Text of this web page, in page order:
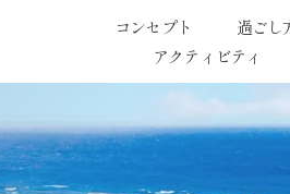
コンセプト 過ごし
アクティビティ